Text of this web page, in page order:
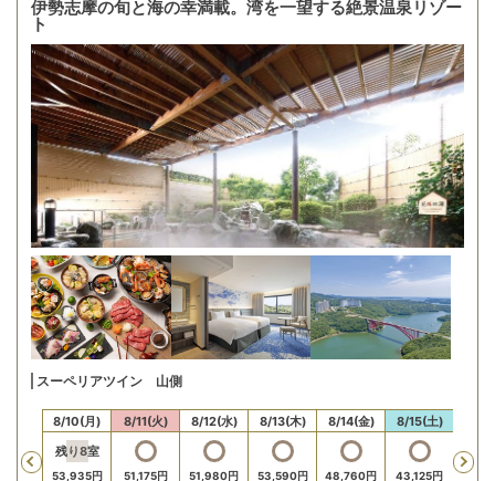
伊勢志摩の旬と海の幸満載。湾を一望する絶景温泉リゾー
ト
スーペリアツイン 山側
Previous
8/10(月)
残り8室
53,935円
8/11(火)
51,175円
8/12(水)
51,980円
8/13(木)
53,590円
8/14(金)
48,760円
8/15(土)
43,125円